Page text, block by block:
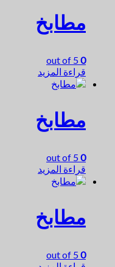
مطابخ
0
قراءة المزيد
مطابخ
0
قراءة المزيد
مطابخ
0